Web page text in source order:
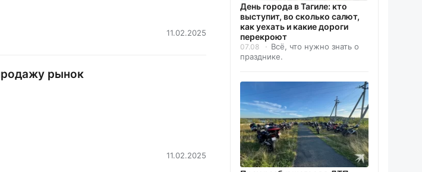
11.02.2025
рынок
11.02.2025
День города в Тагиле: кто
выступит, во сколько салют,
как уехать и какие дороги
перекроют
07.08
Всё, что нужно знать о
празднике.